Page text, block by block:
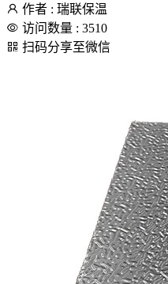
作者 : 瑞联保温
访问数量 : 3510
扫码分享至微信